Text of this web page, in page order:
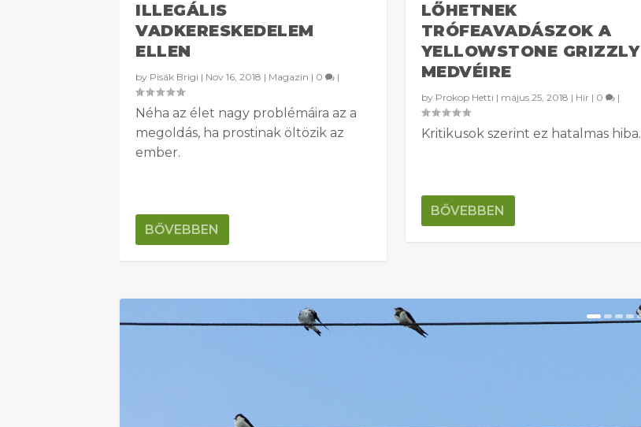
ILLEGÁLIS
VADKERESKEDELEM
ELLEN
by Pisák Brigi | Nov 16, 2018 | Magazin | 0 |
Néha az élet nagy problémáira az a
megoldás, ha prostinak öltözik az
ember.
BŐVEBBEN
LŐHETNEK
TRÓFEAVADÁSZOK A
YELLOWSTONE GRIZZLY
MEDVÉIRE
by Prokop Hetti | május 25, 2018 | Hír| 0 |
Kritikusok szerint ez hatalmas hiba.
BŐVEBBEN